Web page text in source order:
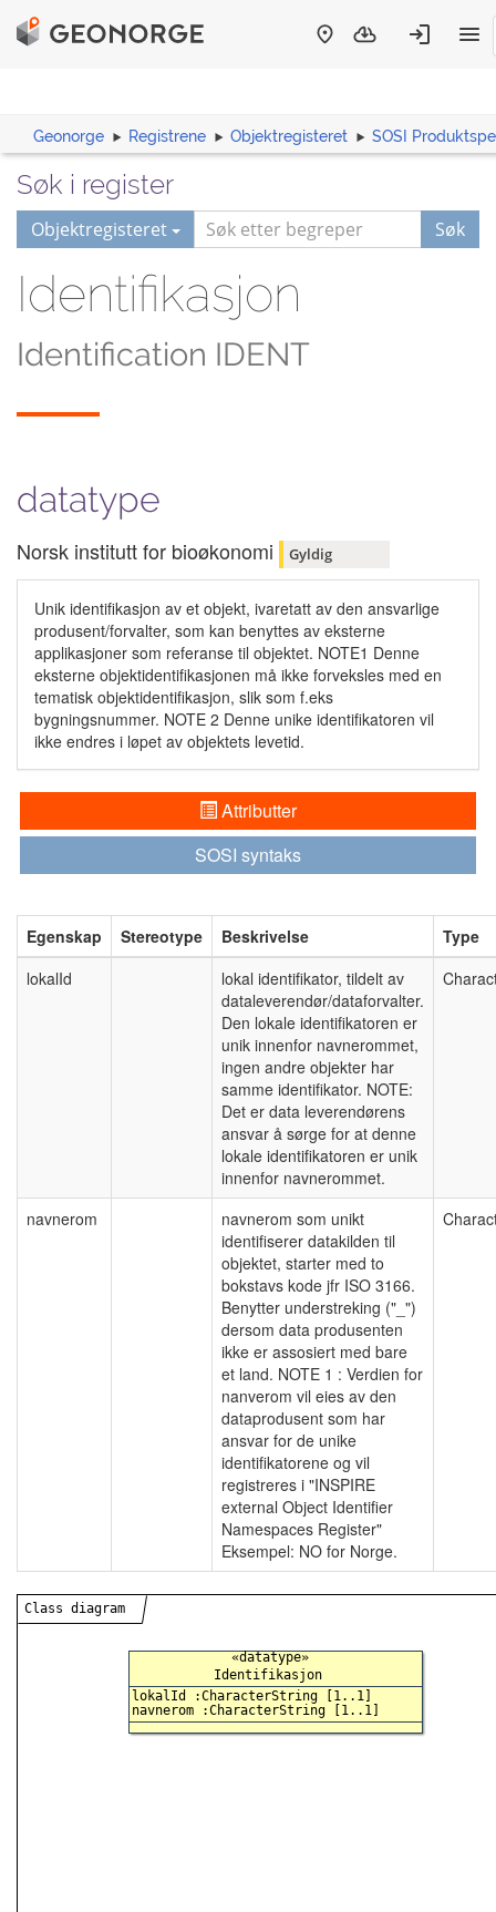
Geonorge Registrene Objektregisteret SOSI
Søk i register
Objektregisteret Søk
Identifikasjon
Identification IDENT
datatype
Norsk institutt for bioøkonomi Gyldig
Unik identifikasjon av et objekt, ivaretatt av den ansvarlige
produsent/forvalter, som kan benyttes av eksterne
applikasjoner som referanse til objektet. NOTE1 Denne
eksterne objektidentifikasjonen må ikke forveksles med en
tematisk objektidentifikasjon, slik som f.eks
bygningsnummer. NOTE 2 Denne unike identifikatoren vil
ikke endres i løpet av objektets levetid.
Attributter
SOSI syntaks
Egenskap Stereotype Beskrivelse
Type
lokalId
lokal identifikator, tildelt av
dataleverendør/dataforvalter.
Den lokale identifikatoren er
unik innenfor navnerommet,
ingen andre objekter har
samme identifikator. NOTE:
Det er data leverendørens
ansvar å sørge for at denne
lokale identifikatoren er unik
innenfor navnerommet.
navnerom
navnerom som unikt
identifiserer datakilden til
objektet, starter med to
bokstavs kode jfr ISO 3166.
Benytter understreking ("_")
dersom data produsenten
ikke er assosiert med bare
et land. NOTE 1 : Verdien for
nanverom vil eies av den
dataprodusent som har
ansvar for de unike
identifikatorene og vil
registreres i "INSPIRE
external Object Identifier
Namespaces Register"
Eksempel: NO for Norge.